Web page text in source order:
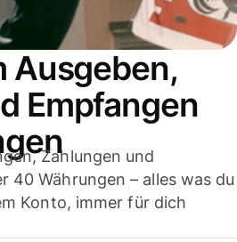
Ausgeben,
Empfangen
Zahlungen und
40 Währungen – alles was du
Konto, immer für dich